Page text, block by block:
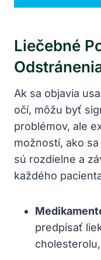
Liečebné
Ak sa objavia
očí, môžu byť
problémov, ale
možností, ako
sú rozdielne a
každého
‌predpísať